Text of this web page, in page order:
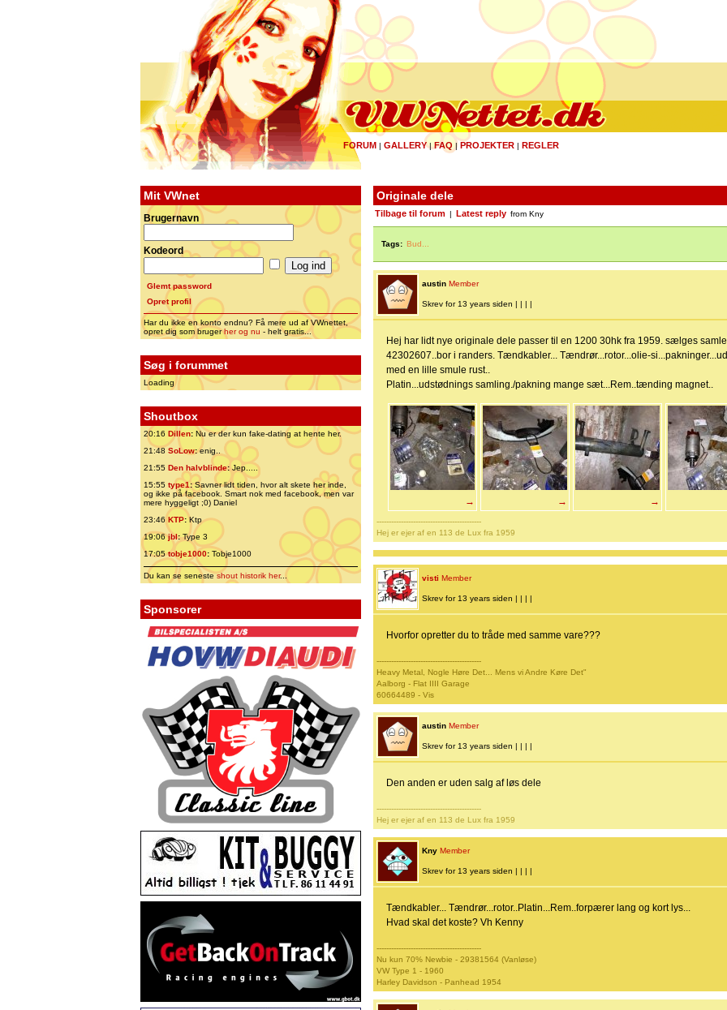
FORUM | GALLERY|FAQ | PROJEKTER | REGLER
Mit VWnet
Brugernavn
Kodeord
Glemt password
Opret profil
Har du ikke en konto endnu? Få mere ud af VWnettet,
opret dig som brugerher og nu - helt gratis...
Søg i forummet
Loading
Shoutbox
20:16 Dillen: Nu er der kun fake-dating at hente her.
21:48 SoLow:enig..
21:55 Den halvblinde:Jep.....
15:55 type1:Savner lidt tiden, hvor alt skete her inde,
og ikke på facebook. Smart nok med facebook, men var
mere hyggeligt ;0) Daniel
23:46 KTP:Ktp
19:06jbl:Type 3
17:05tobje1000: Tobje1000
Du kan se senesteshout historik her...
Sponsorer
Originale dele
Tilbage til forum Latest reply from Kny
Tags: Bud...
austin Member
Skrev for 13 years siden | | | |
Hej har lidt nye originale dele passer til en 1200 30hk fra 1959. sælges
42302607..bor i randers. Tændkabler... Tændrør...rotor...olie-
med en lille smule rust..
Platin...udstødnings samling./pakning mange sæt...Rem..tænding magnet..
→ → →
-------------------------------------------
Hej er ejer af en 113 de Lux fra 1959
visti Member
Skrev for 13 years siden | | | |
Hvorfor opretter du to tråde med samme vare???
-------------------------------------------
Heavy Metal, Nogle Høre Det... Mens vi Andre Køre Det"
Aalborg - Flat IIII Garage
60664489 - Vis
austin Member
Skrev for 13 years siden | | | |
Den anden er uden salg af løs dele
-------------------------------------------
Hej er ejer af en 113 de Lux fra 1959
Kny Member
Skrev for 13 years siden | | | |
Tændkabler... Tændrør...rotor..Platin...Rem..forpærer lang og kort lys...
Hvad skal det koste? Vh Kenny
-------------------------------------------
Nu kun 70% Newbie - 29381564 (Vanløse)
VW Type 1 - 1960
Harley Davidson - Panhead 1954